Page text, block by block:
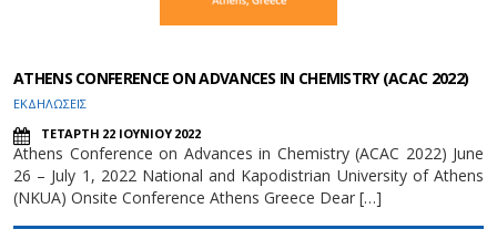
ATHENS CONFERENCE ON ADVANCES IN CHEMISTRY (ACAC 2022)
ΕΚΔΗΛΩΣΕΙΣ
ΤΕΤΑΡΤΗ 22 ΙΟΥΝΙΟΥ 2022
Athens Conference on Advances in Chemistry (ACAC 2022) June
26 – July 1, 2022 National and Kapodistrian University of Athens
(NKUA) Onsite Conference Athens Greece Dear […]